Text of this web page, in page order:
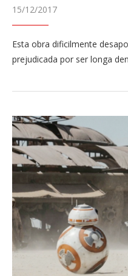
15/12/2017
Esta obra dificilmente
prejudicada por ser longa